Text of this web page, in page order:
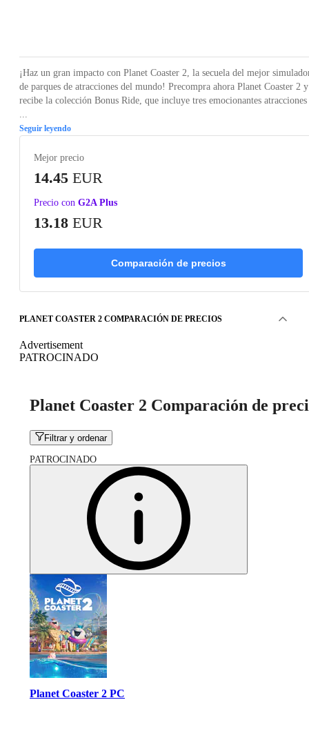
¡Haz un gran impacto con Planet Coaster 2, la secuela del mejor
de parques de atracciones del mundo! Precompra ahora Planet Coaster 2 y
recibe la colección Bonus Ride, que incluye tres emocionantes atracciones
Seguir leyendo
Mejor precio
14.45 EUR
Precio con G2A Plus
13.18 EUR
Comparación de precios
PLANET COASTER 2 COMPARACIÓN DE PRECIOS
Advertisement
PATROCINADO
Planet Coaster 2 Comparación de
Filtrar y ordenar
PATROCINADO
Planet Coaster 2 PC